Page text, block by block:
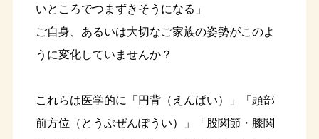
いところでつまずきそうになる」
ご自身、あるいは大切なご家族の姿勢がこのよ
うに変化していませんか？
これらは医学的に「円背（えんぱい）」「頭部
前方位（とうぶぜんぽうい）」「股関節・膝関